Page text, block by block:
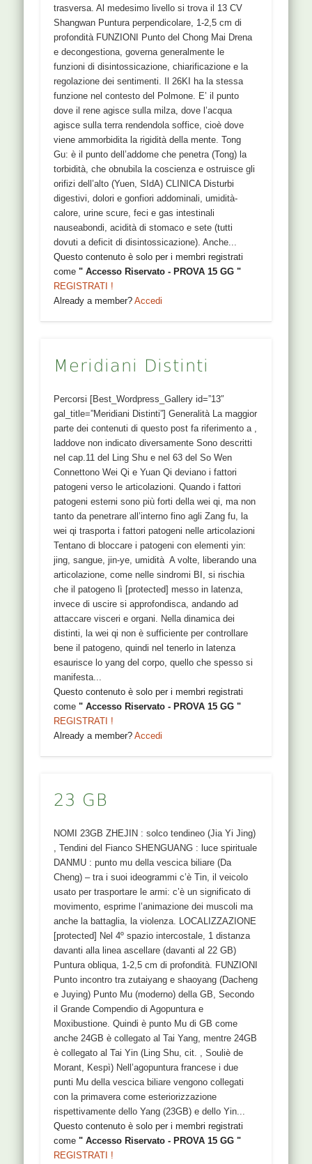
trasversa. Al medesimo livello si trova il 13 CV
Shangwan Puntura perpendicolare, 1-2,5 cm di
profondità FUNZIONI Punto del Chong Mai Drena
e decongestiona, governa generalmente le
funzioni di disintossicazione, chiarificazione e la
regolazione dei sentimenti. Il 26KI ha la stessa
funzione nel contesto del Polmone. E’ il punto
dove il rene agisce sulla milza, dove l’acqua
agisce sulla terra rendendola soffice, cioè dove
viene ammorbidita la rigidità della mente. Tong
Gu: è il punto dell’addome che penetra (Tong) la
torbidità, che obnubila la coscienza e ostruisce gli
orifizi dell’alto (Yuen, SIdA) CLINICA Disturbi
digestivi, dolori e gonfiori addominali, umidità-
calore, urine scure, feci e gas intestinali
nauseabondi, acidità di stomaco e sete (tutti
dovuti a deficit di disintossicazione). Anche...
Questo contenuto è solo per i membri registrati
come" Accesso Riservato - PROVA 15 GG "
REGISTRATI !
Already a member?Accedi
Meridiani Distinti
Percorsi [Best_Wordpress_Gallery id=”13″
gal_title=”Meridiani Distinti”] Generalità La maggior
parte dei contenuti di questo post fa riferimento a ,
laddove non indicato diversamente Sono descritti
nel cap.11 del Ling Shu e nel 63 del So Wen
Connettono Wei Qi e Yuan Qi deviano i fattori
patogeni verso le articolazioni. Quando i fattori
patogeni esterni sono più forti della wei qi, ma non
tanto da penetrare all’interno fino agli Zang fu, la
wei qi trasporta i fattori patogeni nelle articolazioni
Tentano di bloccare i patogeni con elementi yin:
jing, sangue, jin-ye, umidità A volte, liberando una
articolazione, come nelle sindromi BI, si rischia
che il patogeno lì [protected] messo in latenza,
invece di uscire si approfondisca, andando ad
attaccare visceri e organi. Nella dinamica dei
distinti, la wei qi non è sufficiente per controllare
bene il patogeno, quindi nel tenerlo in latenza
esaurisce lo yang del corpo, quello che spesso si
manifesta...
Questo contenuto è solo per i membri registrati
come" Accesso Riservato - PROVA 15 GG "
REGISTRATI !
Already a member?Accedi
23 GB
NOMI 23GB ZHEJIN : solco tendineo (Jia Yi Jing)
, Tendini del Fianco SHENGUANG : luce spirituale
DANMU : punto mu della vescica biliare (Da
Cheng) – tra i suoi ideogrammi c’è Tin, il veicolo
usato per trasportare le armi: c’è un significato di
movimento, esprime l’animazione dei muscoli ma
anche la battaglia, la violenza. LOCALIZZAZIONE
[protected] Nel 4º spazio intercostale, 1 distanza
davanti alla linea ascellare (davanti al 22 GB)
Puntura obliqua, 1-2,5 cm di profondità. FUNZIONI
Punto incontro tra zutaiyang e shaoyang (Dacheng
e Juying) Punto Mu (moderno) della GB, Secondo
il Grande Compendio di Agopuntura e
Moxibustione. Quindi è punto Mu di GB come
anche 24GB è collegato al Tai Yang, mentre 24GB
è collegato al Tai Yin (Ling Shu, cit. , Souliè de
Morant, Kespì) Nell’agopuntura francese i due
punti Mu della vescica biliare vengono collegati
con la primavera come esteriorizzazione
rispettivamente dello Yang (23GB) e dello Yin...
Questo contenuto è solo per i membri registrati
come" Accesso Riservato - PROVA 15 GG "
REGISTRATI !